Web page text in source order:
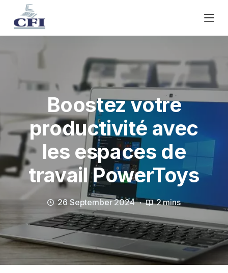
k
i
e
t
Boostez votre
productivité avec
les espaces de
travail PowerToys
26 September 2024 2 mins